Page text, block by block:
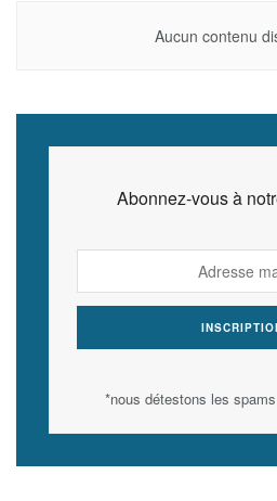
Aucun contenu
Abonnez-vous à
*nous détestons les